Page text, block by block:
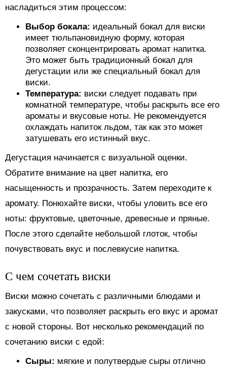
насладиться этим процессом:
Выбор бокала: идеальный бокал для виски
имеет тюльпановидную форму, которая
позволяет сконцентрировать аромат напитка.
Это может быть традиционный бокал для
дегустации или же специальный бокал для
виски.
Температура: виски следует подавать при
комнатной температуре, чтобы раскрыть все его
ароматы и вкусовые ноты. Не рекомендуется
охлаждать напиток льдом, так как это может
затушевать его истинный вкус.
Дегустация начинается с визуальной оценки.
Обратите внимание на цвет напитка, его
насыщенность и прозрачность. Затем переходите к
аромату. Понюхайте виски, чтобы уловить все его
ноты: фруктовые, цветочные, древесные и пряные.
После этого сделайте небольшой глоток, чтобы
почувствовать вкус и послевкусие напитка.
С чем сочетать виски
Виски можно сочетать с различными блюдами и
закусками, что позволяет раскрыть его вкус и аромат
с новой стороны. Вот несколько рекомендаций по
сочетанию виски с едой:
Сыры: мягкие и полутвердые сыры отлично